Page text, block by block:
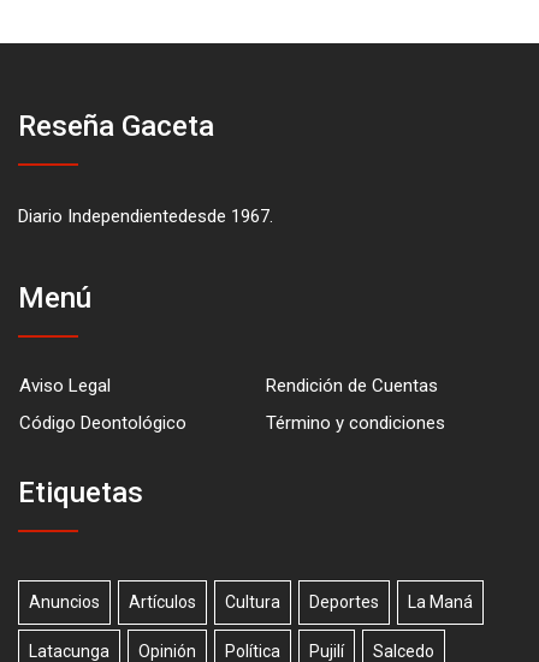
Reseña Gaceta
Diario Independientedesde 1967.
Menú
Aviso Legal
Rendición de Cuentas
Código Deontológico
Término y condiciones
Etiquetas
Anuncios Artículos Cultura Deportes La Maná
Latacunga Opinión Política Pujilí Salcedo